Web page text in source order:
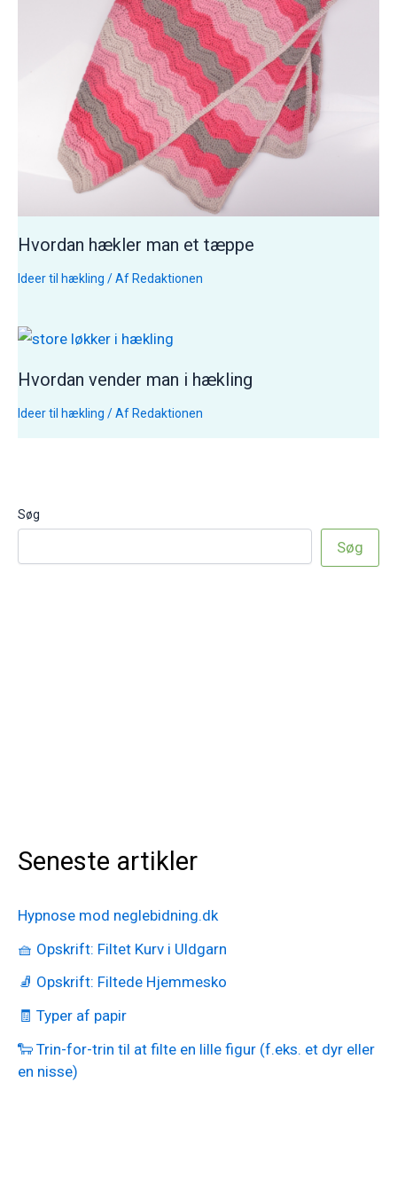
Hvordan hækler man et tæppe
Ideer til hækling / Af Redaktionen
Hvordan vender man i hækling
Ideer til hækling / Af Redaktionen
Søg
Søg
Seneste artikler
Hypnose mod neglebidning.dk
🧺 Opskrift: Filtet Kurv i Uldgarn
🧦 Opskrift: Filtede Hjemmesko
🧾 Typer af papir
🐑 Trin-for-trin til at filte en lille figur (f.eks. et dyr eller
en nisse)